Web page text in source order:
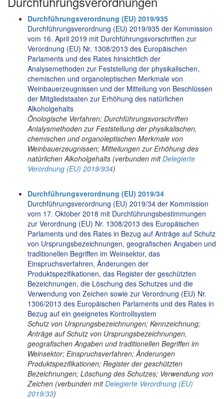
Durchführungsverordnung (EU) 2019/935
Durchführungsverordnung (EU) 2019/935 der Kommission
vom 16. April 2019 mit Durchführungsvorschriften zur
Verordnung (EU) Nr. 1308/2013 des Europäischen
Parlaments und des Rates hinsichtlich der
Analysemethoden zur Feststellung der physikalischen,
chemischen und organoleptischen Merkmale von
Weinbauerzeugnissen und der Mitteilung von Beschlüssen
der Mitgliedstaaten zur Erhöhung des natürlichen
Alkoholgehalts
Önologische Verfahren; Durchführungsvorschriften
Anlalysmethoden zur Feststellung der physikalischen,
chemischen und organoleptischen Merkmale von
Weinbauerzeugnissen; Mitteilungen zur Erhöhung des
natürlichen Alkoholgehalts (verbunden mitDelegierte
Verordnung (EU) 2019/934)
Durchführungsverordnung (EU) 2019/34
Durchführungsverordnung (EU) 2019/34 der Kommission
vom 17. Oktober 2018 mit Durchführungsbestimmungen
zur Verordnung (EU) Nr. 1308/2013 des Europäischen
Parlaments und des Rates in Bezug auf Anträge auf Schutz
von Ursprungsbezeichnungen, geografischen Angaben und
traditionellen Begriffen im Weinsektor, das
Einspruchsverfahren, Änderungen der
Produktspezifikationen, das Register der geschützten
Bezeichnungen, die Löschung des Schutzes und die
Verwendung von Zeichen sowie zur Verordnung (EU) Nr.
1306/2013 des Europäischen Parlaments und des Rates in
Bezug auf ein geeignetes Kontrollsystem
Schutz von Ursprungsbezeichnungen; Kennzeichnung;
Anträge auf Schutz von Ursprungsbezeichnungen,
geografischen Angaben und traditionellen Begriffen im
Weinsektor; Einspruchsverfahren; Änderungen
Produktspezifikationen; Register der geschützten
Bezeichnungen; Löschung des Schutzes; Verwendung von
Zeichen (verbunden mitDelegierte Verordnung (EU)
2019/33)